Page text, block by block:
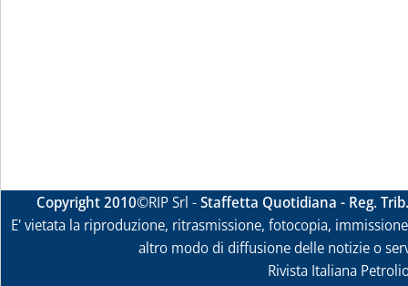
Copyright 2010©RIP Srl -Staffetta Quotidiana - Reg.
E' vietata la riproduzione, ritrasmissione, fotocopia,
altro modo di diffusione delle notizie o
Rivista Italiana